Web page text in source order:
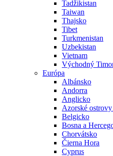
Tadžikistan
Taiwan
Thajsko
Tibet
Turkmenistan
Uzbekistan
Vietnam
Východný
Európa
Albánsko
Andorra
Anglicko
Azorské
Belgicko
Bosna a
Chorvátsko
Čierna Hora
Cyprus